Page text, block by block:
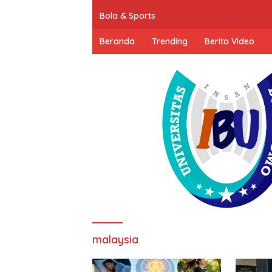
Bola & Sports
Beranda Trending Berita Video
malaysia